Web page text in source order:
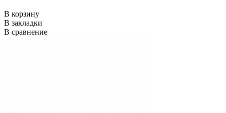
В корзину
В закладки
В сравнение